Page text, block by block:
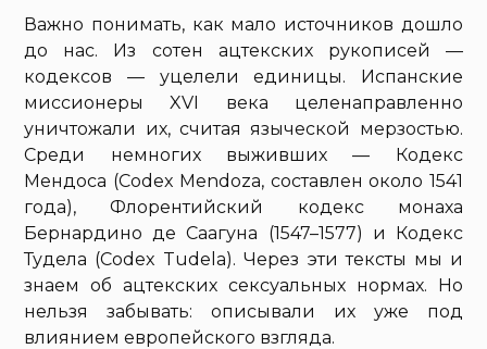
Важно понимать, как мало источников дошло
до нас. Из сотен ацтекских рукописей —
кодексов — уцелели единицы. Испанские
миссионеры XVI века целенаправленно
уничтожали их, считая языческой мерзостью.
Среди немногих выживших — Кодекс
Мендоса (Codex Mendoza, составлен около 1541
года), Флорентийский кодекс монаха
Бернардино де Саагуна (1547–1577) и Кодекс
Тудела (Codex Tudela). Через эти тексты мы и
знаем об ацтекских сексуальных нормах. Но
нельзя забывать: описывали их уже под
влиянием европейского взгляда.